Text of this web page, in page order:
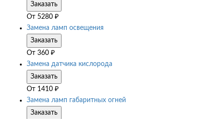
Заказать
От 5280 ₽
Замена ламп освещения
Заказать
От 360 ₽
Замена датчика кислорода
Заказать
От 1410 ₽
Замена ламп габаритных огней
Заказать